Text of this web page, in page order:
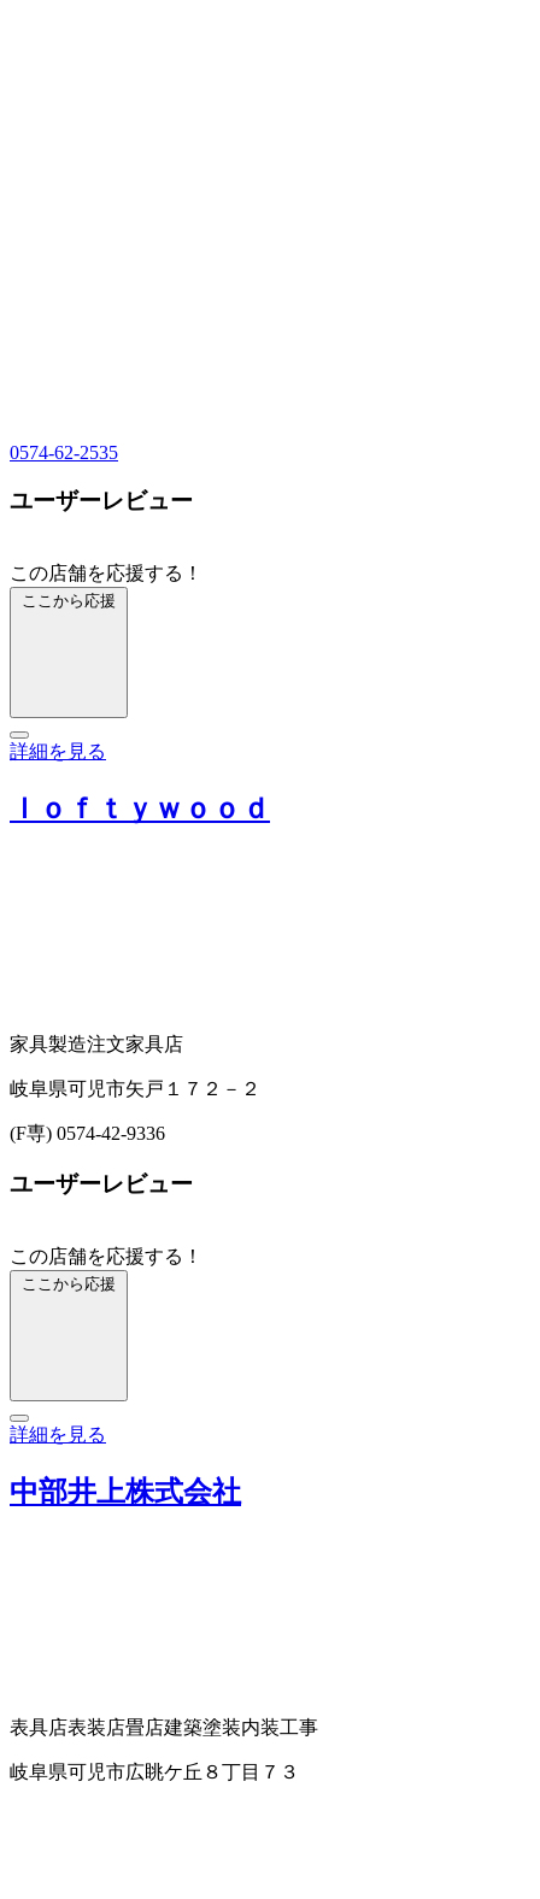
0574-62-2535
ユーザーレビュー
この店舗を応援する！
ここから応援
詳細を見る
ｌｏｆｔｙｗｏｏｄ
家具製造注文家具店
岐阜県可児市矢戸１７２－２
(F専) 0574-42-9336
ユーザーレビュー
この店舗を応援する！
ここから応援
詳細を見る
中部井上株式会社
表具店表装店畳店建築塗装内装工事
岐阜県可児市広眺ケ丘８丁目７３